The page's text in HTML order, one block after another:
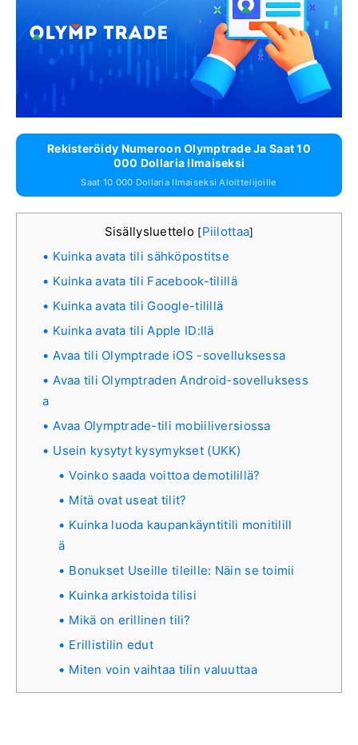
Rekisteröidy Numeroon Olymptrade Ja Saat 10
000 Dollaria Ilmaiseksi
Saat 10 000 Dollaria Ilmaiseksi Aloittelijoille
Sisällysluettelo [Piilottaa]
Kuinka avata tili sähköpostitse
Kuinka avata tili Facebook-tilillä
Kuinka avata tili Google-tilillä
Kuinka avata tili Apple ID:llä
Avaa tili Olymptrade iOS -sovelluksessa
Avaa tili Olymptraden Android-sovelluksess
a
Avaa Olymptrade-tili mobiiliversiossa
Usein kysytyt kysymykset (UKK)
Voinko saada voittoa demotilillä?
Mitä ovat useat tilit?
Kuinka luoda kaupankäyntitili monitilill
ä
Bonukset Useille tileille: Näin se toimii
Kuinka arkistoida tilisi
Mikä on erillinen tili?
Erillistilin edut
Miten voin vaihtaa tilin valuuttaa